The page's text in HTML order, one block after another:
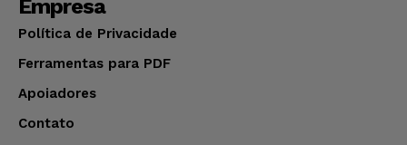
Empresa
Política de Privacidade
Ferramentas para PDF
Apoiadores
Contato